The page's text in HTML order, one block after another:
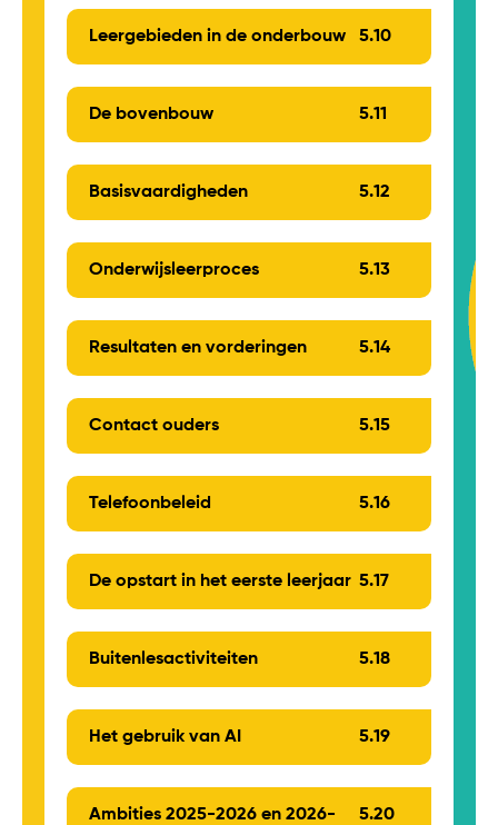
Leergebieden in de onderbouw 5.10
De bovenbouw 5.11
Basisvaardigheden 5.12
Onderwijsleerproces 5.13
Resultaten en vorderingen 5.14
Contact ouders 5.15
Telefoonbeleid 5.16
De opstart in het eerste leerjaar 5.17
Buitenlesactiviteiten 5.18
Het gebruik van AI 5.19
Ambities 2025-2026 en 2026- 5.20